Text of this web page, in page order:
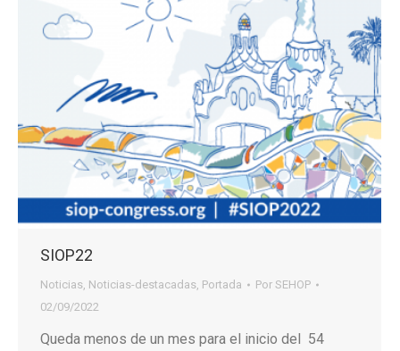
SIOP22
Noticias, Noticias-destacadas, Portada Por SEHOP
02/09/2022
Queda menos de un mes para el inicio del 54